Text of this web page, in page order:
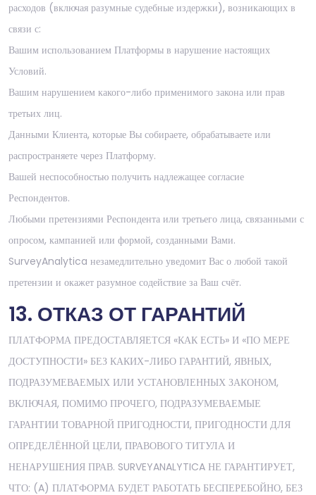
расходов (включая разумные судебные издержки), возникающих в
связи с:
Вашим использованием Платформы в нарушение настоящих
Условий.
Вашим нарушением какого-либо применимого закона или прав
третьих лиц.
Данными Клиента, которые Вы собираете, обрабатываете или
распространяете через Платформу.
Вашей неспособностью получить надлежащее согласие
Респондентов.
Любыми претензиями Респондента или третьего лица, связанными с
опросом, кампанией или формой, созданными Вами.
SurveyAnalytica незамедлительно уведомит Вас о любой такой
претензии и окажет разумное содействие за Ваш счёт.
13. ОТКАЗ ОТ ГАРАНТИЙ
ПЛАТФОРМА ПРЕДОСТАВЛЯЕТСЯ «КАК ЕСТЬ» И «ПО МЕРЕ
ДОСТУПНОСТИ» БЕЗ КАКИХ-ЛИБО ГАРАНТИЙ, ЯВНЫХ,
ПОДРАЗУМЕВАЕМЫХ ИЛИ УСТАНОВЛЕННЫХ ЗАКОНОМ,
ВКЛЮЧАЯ, ПОМИМО ПРОЧЕГО, ПОДРАЗУМЕВАЕМЫЕ
ГАРАНТИИ ТОВАРНОЙ ПРИГОДНОСТИ, ПРИГОДНОСТИ ДЛЯ
ОПРЕДЕЛЁННОЙ ЦЕЛИ, ПРАВОВОГО ТИТУЛА И
НЕНАРУШЕНИЯ ПРАВ. SURVEYANALYTICA НЕ ГАРАНТИРУЕТ,
ЧТО: (A) ПЛАТФОРМА БУДЕТ РАБОТАТЬ БЕСПЕРЕБОЙНО, БЕЗ